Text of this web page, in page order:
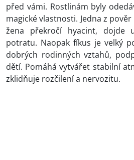
před vámi. Rostlinám byly
magické vlastnosti. Jedna z
žena překročí hyacint, dojde
potratu. Naopak fíkus je velký
dobrých rodinných vztahů,
dětí. Pomáhá vytvářet stabilní
zklidňuje rozčilení a nervozitu.